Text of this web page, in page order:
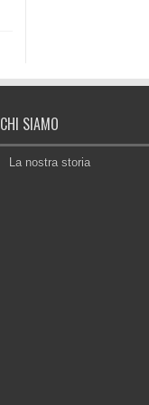
CHI SIAMO
La nostra storia